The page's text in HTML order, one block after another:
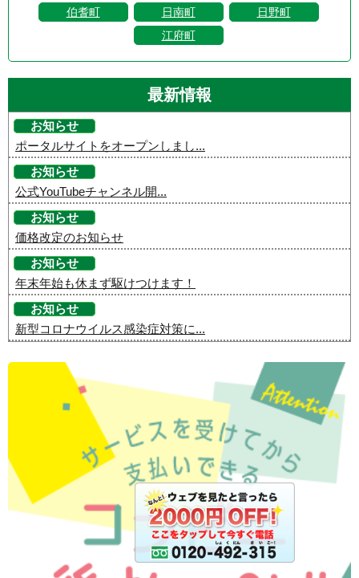
伯耆町
日南町
日野町
江府町
最新情報
お知らせ
ポータルサイトをオープンしまし...
お知らせ
公式YouTubeチャンネル開...
お知らせ
価格改定のお知らせ
お知らせ
年末年始も休まず駆けつけます！
お知らせ
新型コロナウイルス感染症対策に...